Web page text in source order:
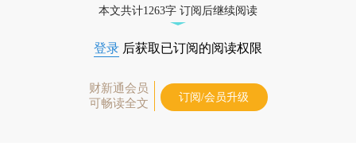
本文共计1263字 订阅后继续阅读
登录 后获取已订阅的阅读权限
财新通会员
可畅读全文
订阅/会员升级